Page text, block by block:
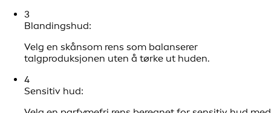
3
Blandingshud:
Velg en skånsom rens som balanserer
talgproduksjonen uten å tørke ut huden.
4
Sensitiv hud: